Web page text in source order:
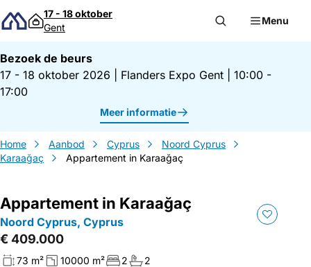
Direct naar inhoud
17 - 18 oktober
Gent
Menu
Bezoek de beurs
17 - 18 oktober 2026
Flanders Expo Gent
10:00 -
17:00
Meer informatie
Home Aanbod Cyprus
Noord Cyprus
Karaağaç
Appartement in Karaağaç
Appartement in Karaağaç
Noord Cyprus, Cyprus
€ 409.000
73 m² 10000 m² 2 2